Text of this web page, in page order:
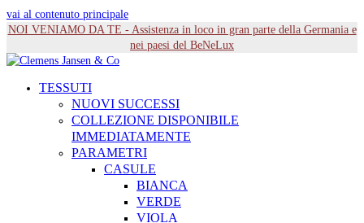
vai al contenuto principale
NOI VENIAMO DA TE - Assistenza in loco in gran parte della Germania e
nei paesi del BeNeLux
TESSUTI
NUOVI SUCCESSI
COLLEZIONE DISPONIBILE
IMMEDIATAMENTE
PARAMETRI
CASULE
BIANCA
VERDE
VIOLA